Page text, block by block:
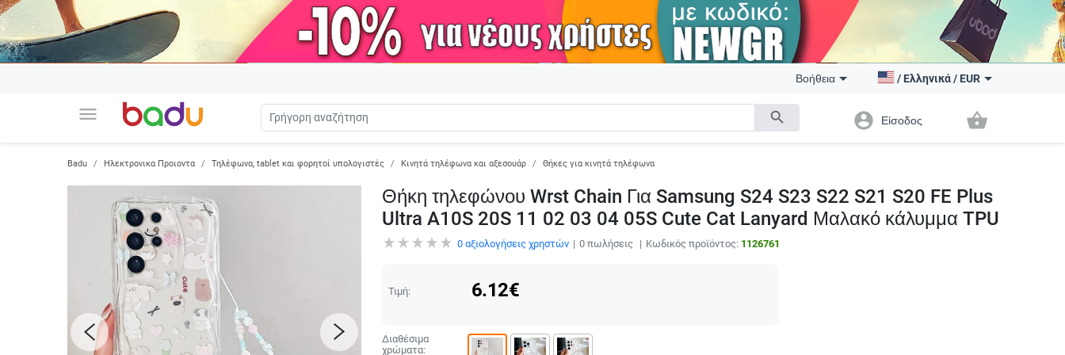
menu search
Βοήθεια / Ελληνικά/ EUR
account_circle Είσοδος shopping_basket
Badu Ηλεκτρονικα Προιοντα Τηλέφωνα, tablet και φορητοί υπολογιστές Κινητά τηλέφωνα και αξεσουάρ Θήκες για κινητά τηλέφωνα
Θήκη τηλεφώνου Wrst Chain Για Samsung S24 S23 S22 S21 S20 FE Plus
Ultra A10S 20S 11 02 03 04 05S Cute Cat Lanyard Μαλακό κάλυμμα TPU
0αξιολογήσεις χρηστών 0πωλήσεις Κωδικός προϊόντος: 1126761
Τιμή: 6.12€
Διαθέσιμα
χρώματα: